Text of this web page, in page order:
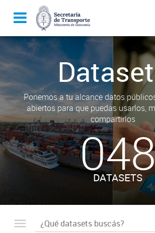
Ponemos a tu alcance datos
abiertos para que puedas usarlos,
compartirlos
DATASETS